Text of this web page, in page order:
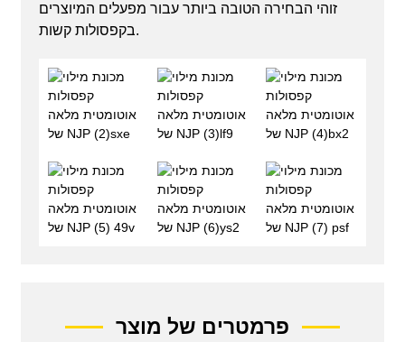
זוהי הבחירה הטובה ביותר עבור מפעלים המיוצרים
בקפסולות קשות.
פרמטרים של מוצר